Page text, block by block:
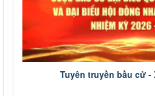
Tuyên truyền bầu cử -